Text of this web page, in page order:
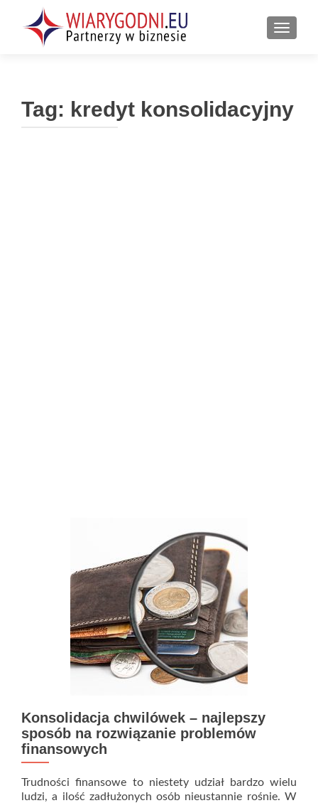
Tag: kredyt konsolidacyjny
Konsolidacja chwilówek – najlepszy
sposób na rozwiązanie problemów
finansowych
Trudności finansowe to niestety udział bardzo wielu
ludzi, a ilość zadłużonych osób nieustannie rośnie. W